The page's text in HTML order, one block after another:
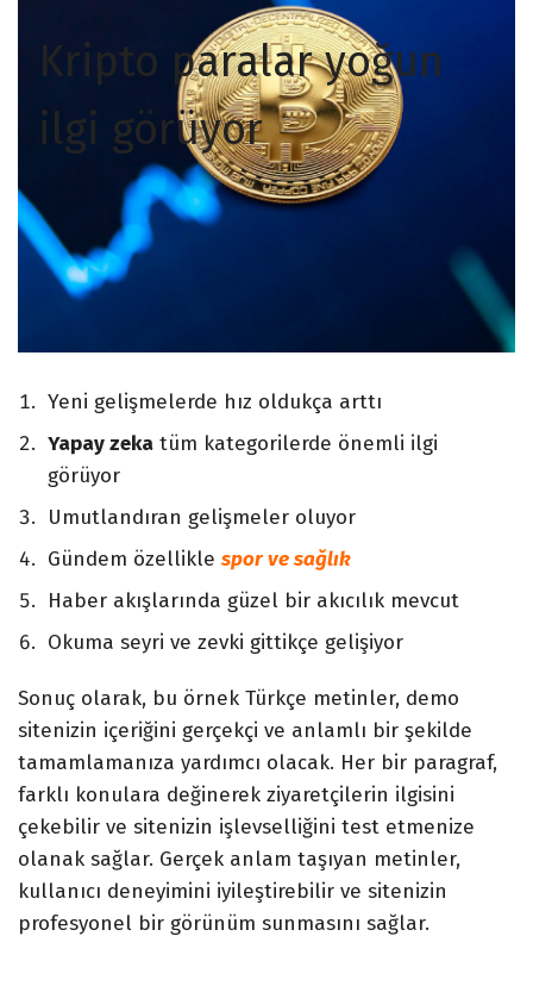
Kripto paralar yoğun
ilgi görüyor
Yeni gelişmelerde hız oldukça arttı
Yapay zeka tüm kategorilerde önemli ilgi
görüyor
Umutlandıran gelişmeler oluyor
Gündem özellikle spor ve sağlık
Haber akışlarında güzel bir akıcılık mevcut
Okuma seyri ve zevki gittikçe gelişiyor
Sonuç olarak, bu örnek Türkçe metinler, demo
sitenizin içeriğini gerçekçi ve anlamlı bir şekilde
tamamlamanıza yardımcı olacak. Her bir paragraf,
farklı konulara değinerek ziyaretçilerin ilgisini
çekebilir ve sitenizin işlevselliğini test etmenize
olanak sağlar. Gerçek anlam taşıyan metinler,
kullanıcı deneyimini iyileştirebilir ve sitenizin
profesyonel bir görünüm sunmasını sağlar.